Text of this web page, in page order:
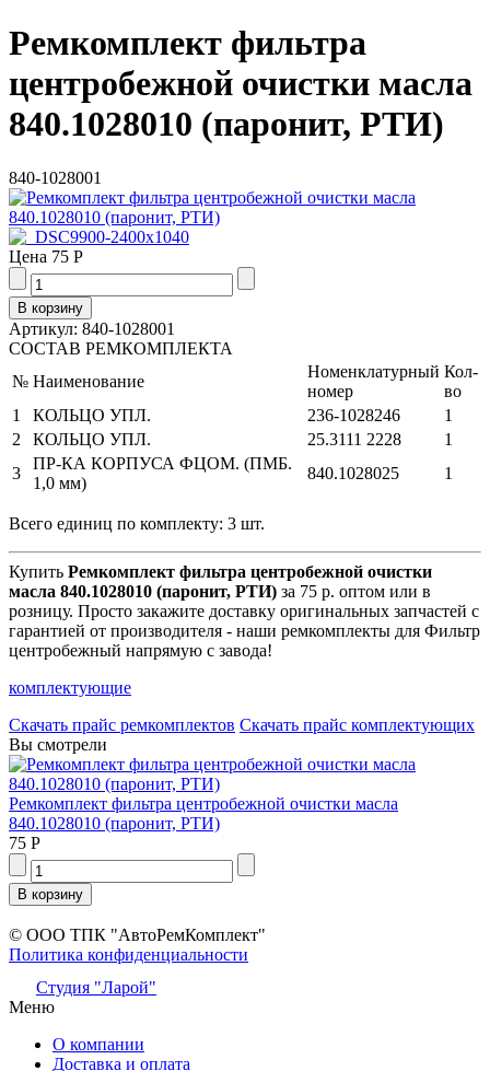
Ремкомплект фильтра
центробежной очистки масла
840.1028010 (паронит, РТИ)
840-1028001
Цена 75 Р
Артикул: 840-1028001
СОСТАВ РЕМКОМПЛЕКТА
№ Наименование
Номенклатурный
номер
Кол-
во
1
КОЛЬЦО УПЛ. 236-1028246
1
2
КОЛЬЦО УПЛ. 25.3111 2228
1
3
ПР-КА КОРПУСА ФЦОМ. (ПМБ.
1,0 мм)
840.1028025 1
Всего единиц по комплекту: 3 шт.
Купить Ремкомплект фильтра центробежной очистки
масла 840.1028010 (паронит, РТИ) за 75 р. оптом или в
розницу. Просто закажите доставку оригинальных запчастей с
гарантией от производителя - наши ремкомплекты для Фильтр
центробежный напрямую с завода!
комплектующие
Скачать прайс ремкомплектов Скачать прайс комплектующих
Вы смотрели
Ремкомплект фильтра центробежной очистки масла
840.1028010 (паронит, РТИ)
75 Р
© ООО ТПК "АвтоРемКомплект"
Политика конфиденциальности
Студия "Ларой"
Меню
О компании
Доставка и оплата